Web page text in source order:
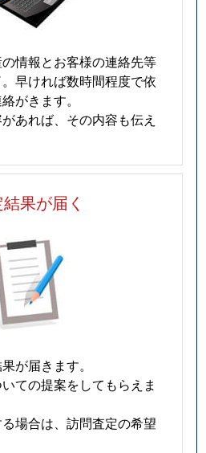
情報とお客様の連絡先等
早ければ数時間程度で依
がきます。
あれば、その内容も伝え
果が届く
が届きます。
ての提案をしてもらえま
場合は、訪問査定の希望